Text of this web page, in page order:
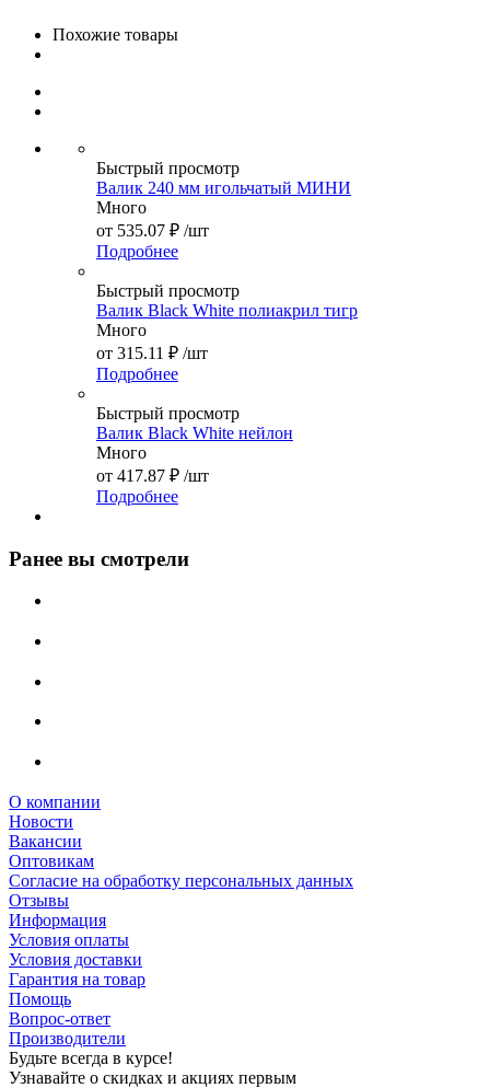
Похожие товары
Быстрый просмотр
Валик 240 мм игольчатый МИНИ
Много
от 535.07 ₽ /шт
Подробнее
Быстрый просмотр
Валик Black White полиакрил тигр
Много
от 315.11 ₽ /шт
Подробнее
Быстрый просмотр
Валик Black White нейлон
Много
от 417.87 ₽ /шт
Подробнее
Ранее вы смотрели
О компании
Новости
Вакансии
Оптовикам
Cогласие на обработку персональных данных
Отзывы
Информация
Условия оплаты
Условия доставки
Гарантия на товар
Помощь
Вопрос-ответ
Производители
Будьте всегда в курсе!
Узнавайте о скидках и акциях первым